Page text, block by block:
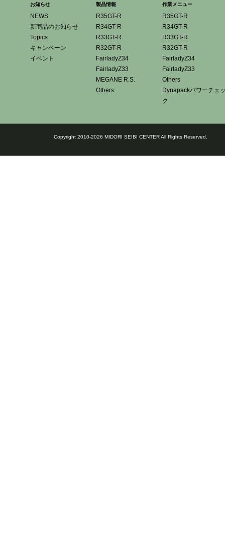
お知らせ
NEWS
新商品のお知らせ
Topics
キャンペーン
イベント
製品情報
R35GT-R
R34GT-R
R33GT-R
R32GT-R
FairladyZ34
FairladyZ33
MEGANE R.S.
Others
作業メニュー
R35GT-R
R34GT-R
R33GT-R
R32GT-R
FairladyZ34
FairladyZ33
Others
Dynapackパワーチェ
ク
Copyright 2010-2026 MIDORI SEIBI CENTER All Rights Reserved.